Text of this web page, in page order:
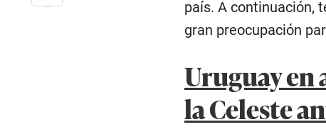
país. A continuación,
gran preocupación
Uruguay en
la Celeste